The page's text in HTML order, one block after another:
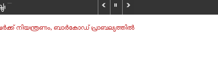
കണ്ടെത്താൻ തിരച്ചിൽ
നിയന്ത്രണം, ബാർകോഡ് പ്രാബല്യത്തിൽ